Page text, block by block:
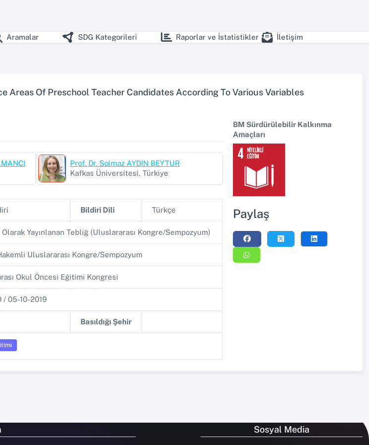
Aramalar SDG Kategorileri Raporlar ve İstatistikler İletişim
Areas Of Preschool Teacher Candidates According To Various Variables
Prof. Dr. Solmaz AYDIN BEYTUR
Kafkas Üniversitesi, Türkiye
Bildiri Dili Türkçe
Yayınlanan Tebliğ (Uluslararası Kongre/Sempozyum)
Uluslararası Kongre/Sempozyum
Okul Öncesi Eğitimi Kongresi
/ 05-10-2019
Basıldığı Şehir
BM Sürdürülebilir Kalkınma
Amaçları
Paylaş
Sosyal Media